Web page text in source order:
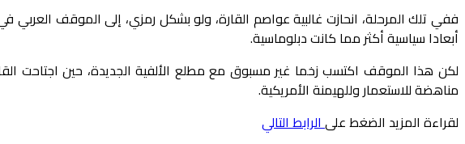
ففي تلك المرحلة، انحازت غالبية عواصم القارة، ولو بشكل رمزي، إلى الموقف
أبعادا سياسية أكثر مما كانت دبلوماسية.
لكن هذا الموقف اكتسب زخما غير مسبوق مع مطلع الألفية الجديدة، حين اجتاحت
مناهضة للاستعمار وللهيمنة الأمريكية.
لقراءة المزيد الضغط علىالرابط التالي